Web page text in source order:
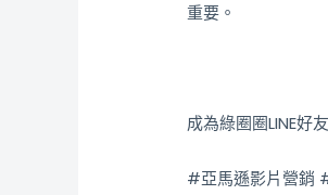
重要。
成為綠圈圈LINE好
#亞馬遜影片營銷